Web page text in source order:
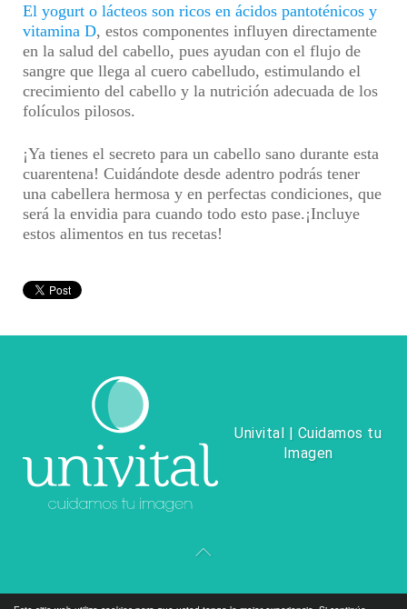
El yogurt o lácteos son ricos en ácidos pantoténicos y
vitamina D, estos componentes influyen directamente
en la salud del cabello, pues ayudan con el flujo de
sangre que llega al cuero cabelludo, estimulando el
crecimiento del cabello y la nutrición adecuada de los
folículos pilosos.
¡Ya tienes el secreto para un cabello sano durante esta
cuarentena! Cuidándote desde adentro podrás tener
una cabellera hermosa y en perfectas condiciones, que
será la envidia para cuando todo esto pase.¡Incluye
estos alimentos en tus recetas!
Univital | Cuidamos tu
Imagen
UNIVITAL TIPS BELLEZA CONÓCENOS TIENDA